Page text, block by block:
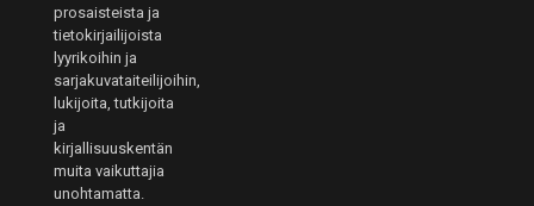
prosaisteista ja
tietokirjailijoista
lyyrikoihin ja
sarjakuvataiteilijoihin,
lukijoita, tutkijoita
ja
kirjallisuuskentän
muita vaikuttajia
unohtamatta.